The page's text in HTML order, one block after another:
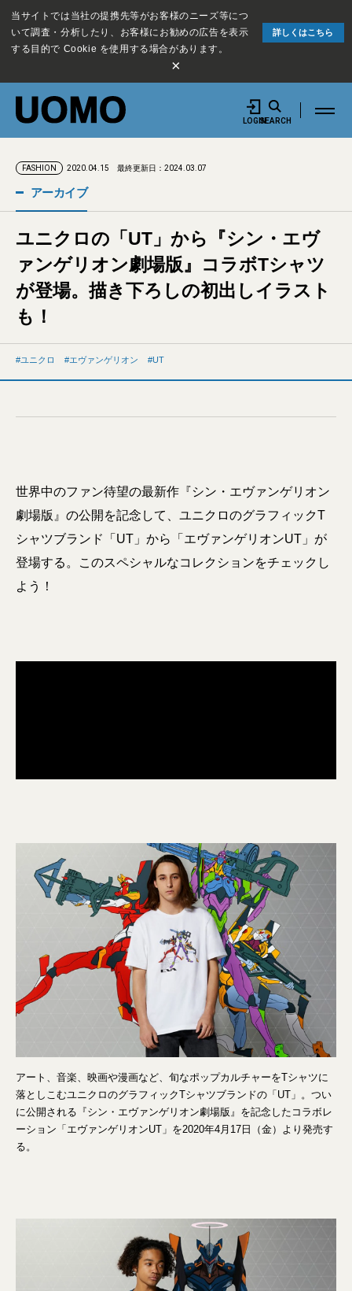
当サイトでは当社の提携先等がお客様のニーズ等につ
いて調査・分析したり、お客様にお勧めの広告を表示
する目的で Cookie を使用する場合があります。
詳しくはこちら
×
LOGINSEARCH
FASHION 2020.04.15 最終更新日：2024.03.07
アーカイブ
ユニクロの「UT」から『シン・エヴ
ァンゲリオン劇場版』コラボTシャツ
が登場。描き下ろしの初出しイラスト
も！
ユニクロ エヴァンゲリオン UT
世界中のファン待望の最新作『シン・エヴァンゲリオン
劇場版』の公開を記念して、ユニクロのグラフィックT
シャツブランド「UT」から「エヴァンゲリオンUT」が
登場する。このスペシャルなコレクションをチェックし
よう！
アート、音楽、映画や漫画など、旬なポップカルチャーをTシャツに
落としこむユニクロのグラフィックTシャツブランドの「UT」。つい
に公開される『シン・エヴァンゲリオン劇場版』を記念したコラボレ
ーション「エヴァンゲリオンUT」を2020年4月17日（金）より発売す
る。